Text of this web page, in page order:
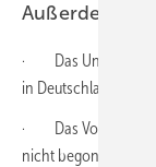
Außerdem zu
· Das
in Deutschland
· Das Vorhaben
nicht begonnen